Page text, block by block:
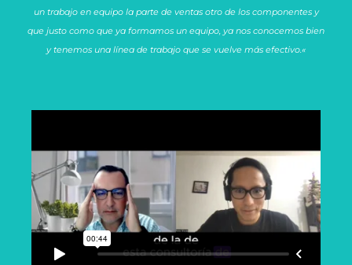
un trabajo en equipo la parte de ventas otro de los componentes y
que justo como que ya formamos un equipo, ya nos conocemos bien
y tenemos una línea de trabajo que se vuelve más efectivo.«